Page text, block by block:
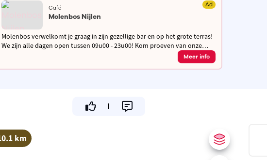
Café Ad
Molenbos Nijlen
Molenbos verwelkomt je graag in zijn gezellige bar en op het grote terras!
We zijn alle dagen open tussen 09u00 - 23u00! Kom proeven van onze
Meer info
km